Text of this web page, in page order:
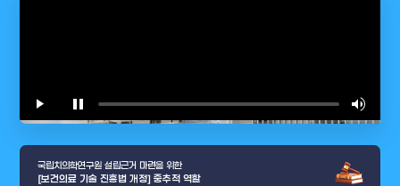
play_arrow pause volume_up
국립치의학연구원 설립근거 마련을 위한
[보건의료 기술 진흥법 개정] 중추적 역할